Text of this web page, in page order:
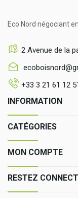
Eco Nord négociant
2 Avenue de la
+33 3 21 61 12
INFORMATION
CATÉGORIES
MON COMPTE
RESTEZ